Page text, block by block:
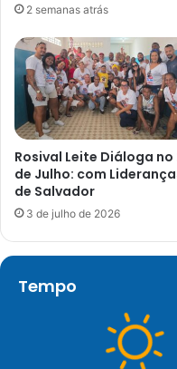
2 semanas atrás
Rosival Leite Diáloga no
de Julho: com
de Salvador
3 de julho de 2026
Tempo